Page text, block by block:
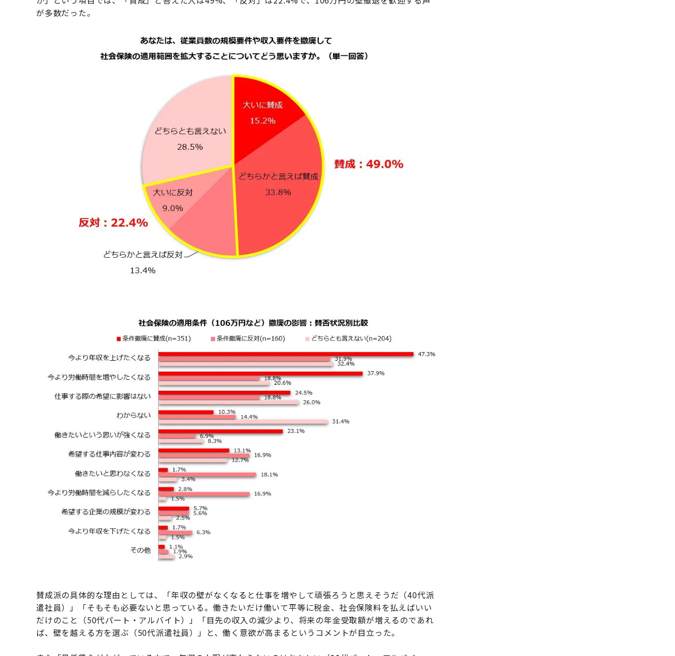
が多数だった。
賛成派の具体的な理由としては、「年収の壁がなくなると仕事を増やして頑張ろうと思えそうだ（40代派
遣社員）」「そもそも必要ないと思っている。働きたいだけ働いて平等に税金、社会保険料を払えばいい
だけのこと（50代パート・アルバイト）」「目先の収入の減少より、将来の年金受取額が増えるのであれ
ば、壁を越える方を選ぶ（50代派遣社員）」と、働く意欲が高まるというコメントが目立った。